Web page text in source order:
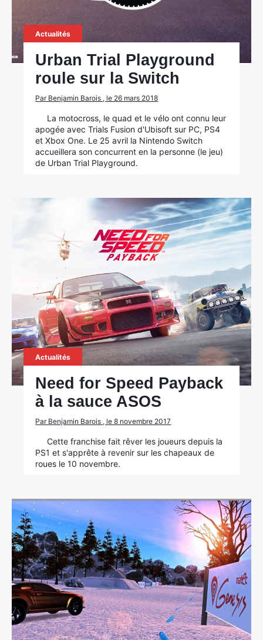
Actualités
Urban Trial Playground
roule sur la Switch
Par Benjamin Barois , le 26 mars 2018
La motocross, le quad et le vélo ont connu leur
apogée avec Trials Fusion d'Ubisoft sur PC, PS4
et Xbox One. Le 25 avril la Nintendo Switch
accueillera son concurrent en la personne (le jeu)
de Urban Trial Playground.
Actualités
Need for Speed Payback
à la sauce ASOS
Par Benjamin Barois , le 8 novembre 2017
Cette franchise fait rêver les joueurs depuis la
PS1 et s'apprête à revenir sur les chapeaux de
roues le 10 novembre.